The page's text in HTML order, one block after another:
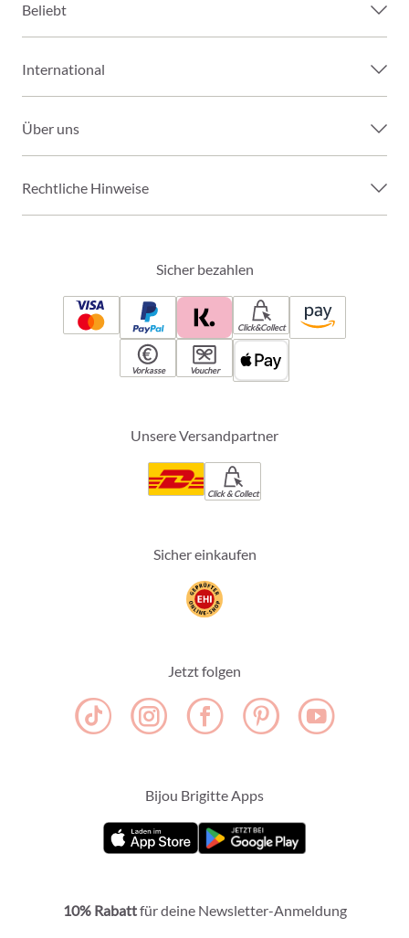
Beliebt
International
Über uns
Rechtliche Hinweise
Sicher bezahlen
Click&Collect
Vorkasse Voucher
Unsere Versandpartner
Click & Collect
Sicher einkaufen
Jetzt folgen
Bijou Brigitte Apps
10% Rabattfür deine Newsletter-Anmeldung